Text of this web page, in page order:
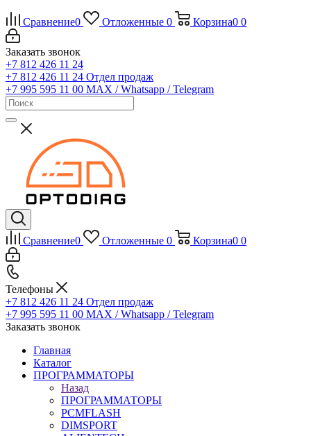
Сравнение0 Отложенные 0 Корзина0 0
Заказать звонок
+7 812 426 11 24
+7 812 426 11 24 Отдел продаж
+7 995 595 11 00 MAX / Whatsapp / Telegram
Сравнение0 Отложенные 0 Корзина0 0
Телефоны
+7 812 426 11 24 Отдел продаж
+7 995 595 11 00 MAX / Whatsapp / Telegram
Заказать звонок
Главная
Каталог
ПРОГРАММАТОРЫ
Назад
ПРОГРАММАТОРЫ
PCMFLASH
DIMSPORT